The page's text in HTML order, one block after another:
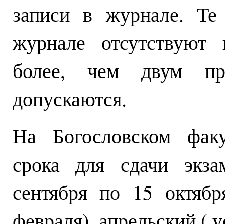
записи в журнале.
журнале отсутствуют
более, чем двум
допускаются.
На Богословском
срока для сдачи
сентября по 15